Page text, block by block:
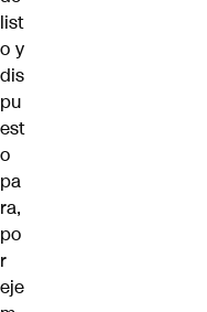
list
o y
dis
pu
est
o
pa
ra,
po
r
eje